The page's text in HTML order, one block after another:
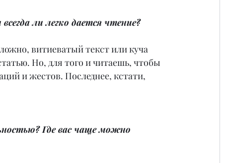
ли легко дается чтение?
витиеватый текст или куча
Но, для того и читаешь, чтобы
и жестов. Последнее, кстати,
Где вас чаще можно